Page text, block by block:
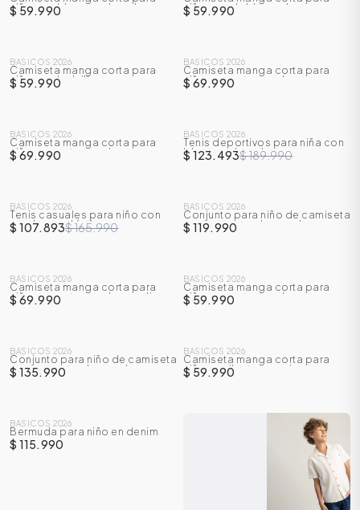
niño con bloques de color
$ 59.990
niño con doble ruedo
$ 59.990
BASICOS 2026
Camiseta manga corta para
niño con bolsillo
$ 59.990
BASICOS 2026
Camiseta manga corta para
niño con estampado
$ 69.990
BASICOS 2026
Camiseta manga corta para
niño con estampado
$ 69.990
- 35 %
BASICOS 2026
Tenis deportivos para niña con
bloques de color
$ 123.493$ 189.990
- 35 %
BASICOS 2026
Tenis casuales para niño con
cordones elásticos y correa en
velcro
$ 107.893$ 165.990
BASICOS 2026
Conjunto para niño de camiseta
manga corta + bermuda
$ 119.990
BASICOS 2026
Camiseta manga corta para
niño con estampado en relieve
$ 69.990
BASICOS 2026
Camiseta manga corta para
niño con estampado
$ 59.990
BASICOS 2026
Conjunto para niño de camiseta
manga corta + bermuda
$ 135.990
BASICOS 2026
Camiseta manga corta para
niño en silueta oversize
$ 59.990
BASICOS 2026
Bermuda para niño en denim
$ 115.990